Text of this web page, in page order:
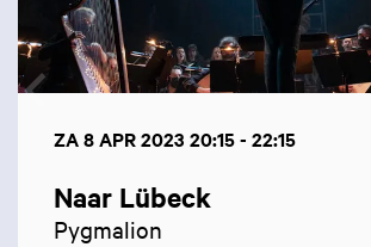
Naar Lübeck
Pygmalion
ZA 8 APR 2023 20:15 - 22:15